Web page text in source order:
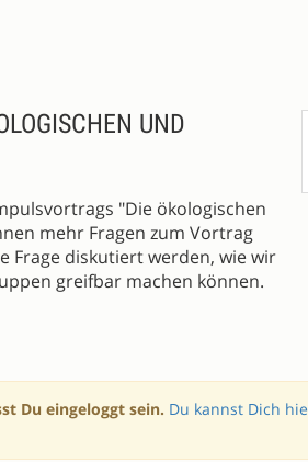
UND
"Die ökologischen
mehr Fragen zum Vortrag
Frage diskutiert werden, wie wir
greifbar machen können.
Du eingeloggt sein. Du kannst Dich